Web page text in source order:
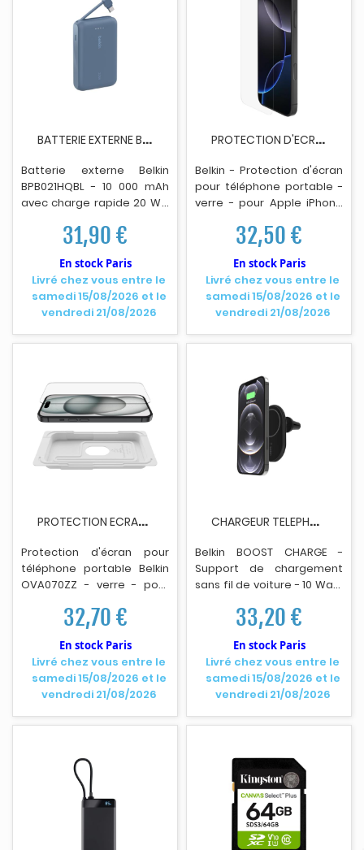
B
ATTERIE EXTERNE BELKIN BPB021HQBL - 10 000 MAH...
Batterie externe Belkin
BPB021HQBL - 10 000 mAh
avec charge rapide 20 W -
jusqu'à 2 appareils
simultanément - Câble
USB-C intégré et indicateur
LED de batterie -
Compatible smartphones
et tablettes - Protections
multiples : surtension,
surchauffe, surcharge et
Livré chez vous entre le
samedi 15/08/2026 et le
vendredi 21/08/2026
31,90 €
En stock Paris
P
ROTECTION D'ECRAN TELEPHONE BELKIN VERRE...
Belkin - Protection d'écran
pour téléphone portable -
verre - pour Apple iPhone
Livré chez vous entre le
samedi 15/08/2026 et le
vendredi 21/08/2026
32,50 €
En stock Paris
P
ROTECTION ECRAN BELKIN OVA070ZZ - POUR IPHONE...
Protection d'écran pour
téléphone portable Belkin
OVA070ZZ - verre - pour
Livré chez vous entre le
samedi 15/08/2026 et le
vendredi 21/08/2026
32,70 €
En stock Paris
C
HARGEUR TELEPHONE BELKIN SUPPORT ET VOITURE
Belkin BOOST CHARGE -
Support de chargement
sans fil de voiture - 10 Watt
ni, 12 Pro, 12 Pro Max
Livré chez vous entre le
samedi 15/08/2026 et le
vendredi 21/08/2026
33,20 €
En stock Paris